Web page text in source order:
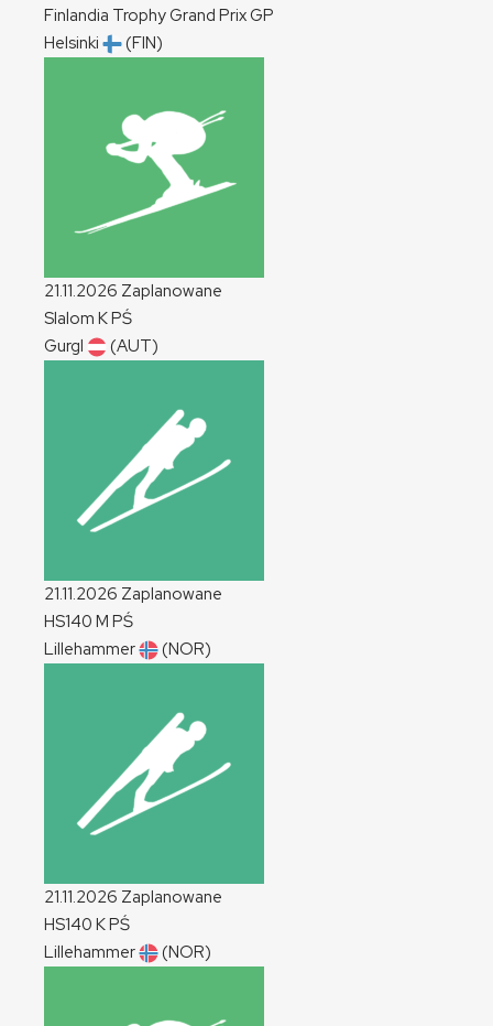
Finlandia Trophy Grand PrixGP
Helsinki
(FIN)
21.11.2026 Zaplanowane
Slalom KPŚ
Gurgl
(AUT)
21.11.2026 Zaplanowane
HS140 M PŚ
Lillehammer
(NOR)
21.11.2026 Zaplanowane
HS140 KPŚ
Lillehammer
(NOR)